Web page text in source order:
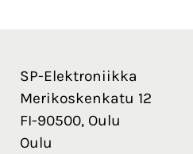
SP-Elektroniikka
Merikoskenkatu 12
FI-90500, Oulu
Oulu